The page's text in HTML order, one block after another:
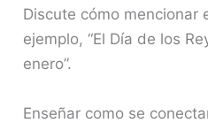
Discute cómo mencionar
ejemplo, “El Día de los
enero”.
Enseñar como se